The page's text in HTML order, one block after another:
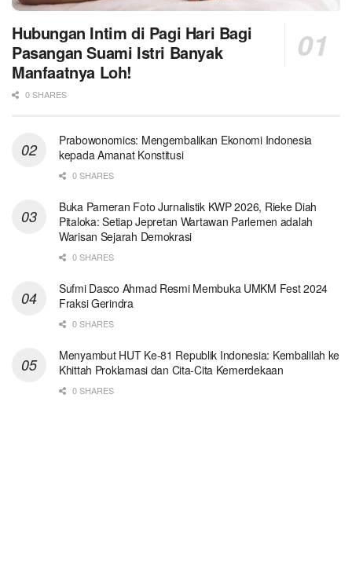
Hubungan Intim di Pagi Hari Bagi
Pasangan Suami Istri Banyak
Manfaatnya Loh!
0 SHARES
Prabowonomics: Mengembalikan Ekonomi Indonesia
kepada Amanat Konstitusi
0 SHARES
Buka Pameran Foto Jurnalistik KWP 2026, Rieke Diah
Pitaloka: Setiap Jepretan Wartawan Parlemen adalah
Warisan Sejarah Demokrasi
0 SHARES
Sufmi Dasco Ahmad Resmi Membuka UMKM Fest 2024
Fraksi Gerindra
0 SHARES
Menyambut HUT Ke-81 Republik Indonesia: Kembalilah ke
Khittah Proklamasi dan Cita-Cita Kemerdekaan
0 SHARES